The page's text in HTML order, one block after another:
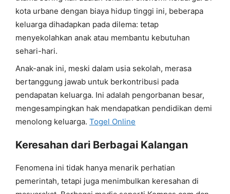
kota urbane dengan biaya hidup tinggi ini, beberapa
keluarga dihadapkan pada dilema: tetap
menyekolahkan anak atau membantu kebutuhan
sehari-hari.
Anak-anak ini, meski dalam usia sekolah, merasa
bertanggung jawab untuk berkontribusi pada
pendapatan keluarga. Ini adalah pengorbanan besar,
mengesampingkan hak mendapatkan pendidikan demi
menolong keluarga. Togel Online
Keresahan dari Berbagai Kalangan
Fenomena ini tidak hanya menarik perhatian
pemerintah, tetapi juga menimbulkan keresahan di